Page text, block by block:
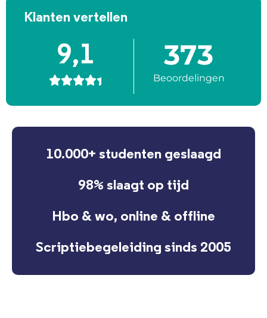
Klanten vertellen
9,1

373
Beoordelingen
10.000+ studenten geslaagd
98% slaagt op tijd
Hbo & wo, online & offline
Scriptiebegeleiding sinds 2005